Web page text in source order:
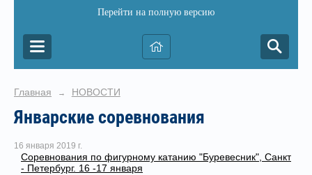
Перейти на полную версию
Главная → НОВОСТИ
Январские соревнования
16 января 2019 г.
Соревнования по фигурному катанию "Буревесник", Санкт
- Петербург. 16 -17 января